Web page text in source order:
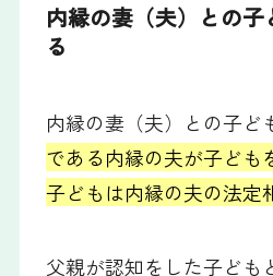
内縁の妻（夫）との
る
内縁の妻（夫）との子ど
である内縁の夫が子ども
子どもは内縁の夫の法定
父親が認知をした子ども